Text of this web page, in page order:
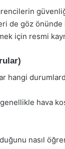
de göz önünde
için resmi
hangi
hava
nasıl